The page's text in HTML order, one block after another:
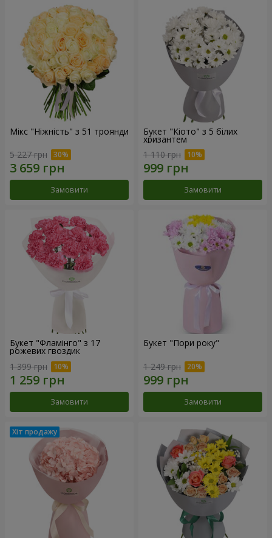
Мікс "Ніжність" з 51 троянди
5 227 грн
Замовити
Букет "Кіото" з 5 білих
хризантем
1 110 грн
Замовити
Букет "Фламінго" з 17
рожевих гвоздик
1 399 грн
Замовити
Букет "Пори року"
1 249 грн
Замовити